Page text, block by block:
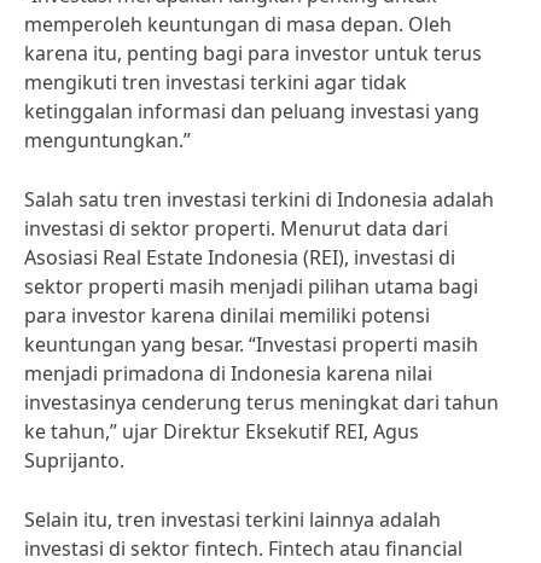
memperoleh keuntungan di masa depan. Oleh
karena itu, penting bagi para investor untuk terus
mengikuti tren investasi terkini agar tidak
ketinggalan informasi dan peluang investasi yang
menguntungkan.”
Salah satu tren investasi terkini di Indonesia adalah
investasi di sektor properti. Menurut data dari
Asosiasi Real Estate Indonesia (REI), investasi di
sektor properti masih menjadi pilihan utama bagi
para investor karena dinilai memiliki potensi
keuntungan yang besar. “Investasi properti masih
menjadi primadona di Indonesia karena nilai
investasinya cenderung terus meningkat dari tahun
ke tahun,” ujar Direktur Eksekutif REI, Agus
Suprijanto.
Selain itu, tren investasi terkini lainnya adalah
investasi di sektor fintech. Fintech atau financial